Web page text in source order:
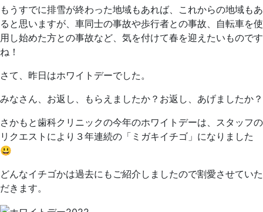
ク
もうすでに排雪が終わった地域もあれば、これからの地域もあ
ると思いますが、車同士の事故や歩行者との事故、自転車を使
用し始めた方との事故など、気を付けて春を迎えたいものです
ね！
さて、昨日はホワイトデーでした。
みなさん、お返し、もらえましたか？お返し、あげましたか？
さかもと歯科クリニックの今年のホワイトデーは、スタッフの
リクエストにより３年連続の「ミガキイチゴ」になりました
😃
どんなイチゴかは過去にもご紹介しましたので割愛させていた
だきます。